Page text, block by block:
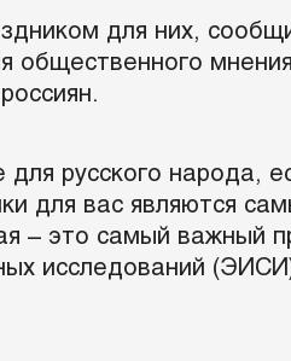
для них,
общественного
русского народа,
для вас являются
– это самый важный
исследований